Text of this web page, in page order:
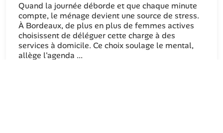
Quand la journée déborde et que chaque minute
compte, le ménage devient une source de stress.
À Bordeaux, de plus en plus de femmes actives
choisissent de déléguer cette charge à des
services à domicile. Ce choix soulage le mental,
allège l'agenda ...